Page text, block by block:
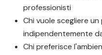
professionisti
Chi vuole scegliere
indipendentemente
Chi preferisce